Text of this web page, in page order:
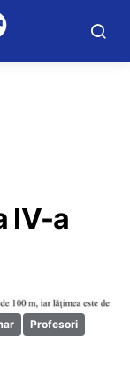
IV-a
Profesori